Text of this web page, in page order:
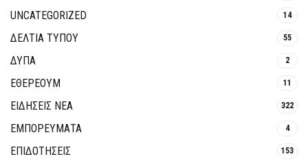
UNCATEGORIZED 14
ΔΕΛΤΙΑ ΤΥΠΟΥ 55
ΔΥΠΑ 2
ΕΘΈΡΕΟΥΜ 11
ΕΙΔΗΣΕΙΣ ΝΕΑ 322
ΕΜΠΟΡΕΥΜΑΤΑ 4
ΕΠΙΔΟΤΗΣΕΙΣ 153